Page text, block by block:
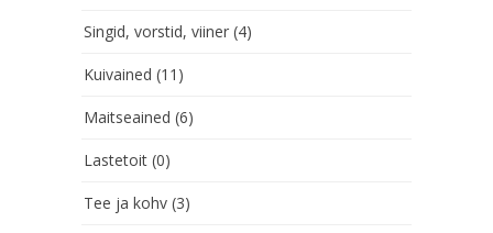
Singid, vorstid, viiner (4)
Kuivained (11)
Maitseained (6)
Lastetoit (0)
Tee ja kohv (3)